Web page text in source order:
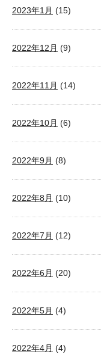
2023年1月 (15)
2022年12月 (9)
2022年11月 (14)
2022年10月 (6)
2022年9月 (8)
2022年8月 (10)
2022年7月 (12)
2022年6月 (20)
2022年5月 (4)
2022年4月 (4)